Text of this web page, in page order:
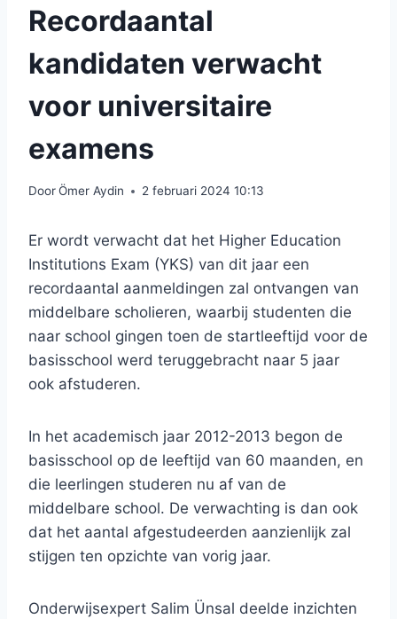
Recordaantal
kandidaten verwacht
voor universitaire
examens
DoorÖmer Aydin 2 februari 2024 10:13
Er wordt verwacht dat het Higher Education
Institutions Exam (YKS) van dit jaar een
recordaantal aanmeldingen zal ontvangen van
middelbare scholieren, waarbij studenten die
naar school gingen toen de startleeftijd voor de
basisschool werd teruggebracht naar 5 jaar
ook afstuderen.
In het academisch jaar 2012-2013 begon de
basisschool op de leeftijd van 60 maanden, en
die leerlingen studeren nu af van de
middelbare school. De verwachting is dan ook
dat het aantal afgestudeerden aanzienlijk zal
stijgen ten opzichte van vorig jaar.
Onderwijsexpert Salim Ünsal deelde inzichten